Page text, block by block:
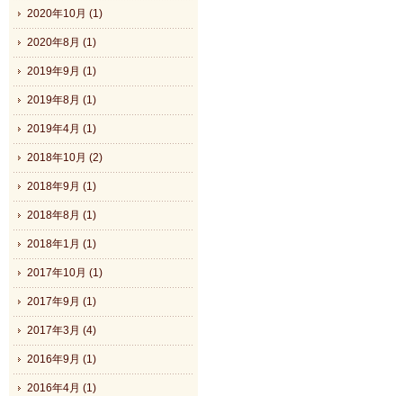
2020年10月 (1)
2020年8月 (1)
2019年9月 (1)
2019年8月 (1)
2019年4月 (1)
2018年10月 (2)
2018年9月 (1)
2018年8月 (1)
2018年1月 (1)
2017年10月 (1)
2017年9月 (1)
2017年3月 (4)
2016年9月 (1)
2016年4月 (1)